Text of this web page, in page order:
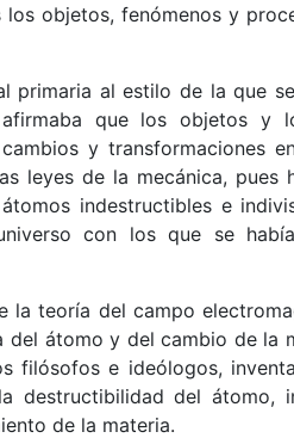
objetos, fenómenos y
primaria al estilo de la que
que los objetos y
y transformaciones
leyes de la mecánica, pues
indestructibles e
con los que se
la teoría del campo
átomo y del cambio de la
filósofos e ideólogos,
destructibilidad del átomo,
de la materia.